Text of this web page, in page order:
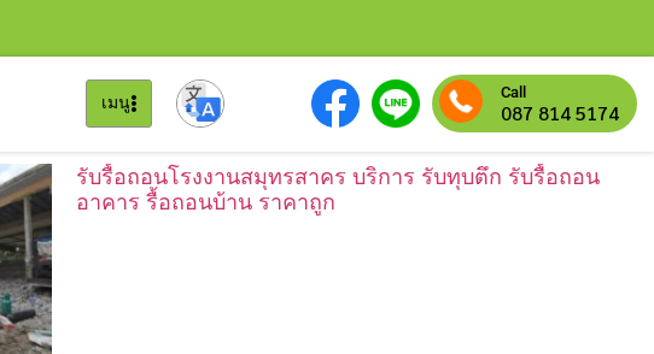
เมนู Call
087 814 5174
รับรื้อถอนโรงงานสมุทรสาคร บริการ รับทุบตึก รับรื้อถอน
อาคาร รื้อถอนบ้าน ราคาถูก